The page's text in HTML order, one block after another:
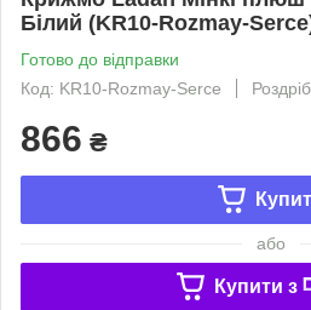
Білий (KR10-Rozmay-
Готово до відправки
Код: KR10-Rozmay-Serce
Роздріб
866 ₴
або
Купити з